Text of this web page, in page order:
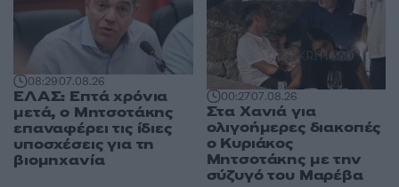
08:2907.08.26
ΕΛΑΣ: Επτά χρόνια
μετά, ο Μητσοτάκης
επαναφέρει τις ίδιες
υποσχέσεις για τη
βιομηχανία
00:2707.08.26
Στα Χανιά για
ολιγοήμερες διακοπές
ο Κυριάκος
Μητσοτάκης με την
σύζυγό του Μαρέβα